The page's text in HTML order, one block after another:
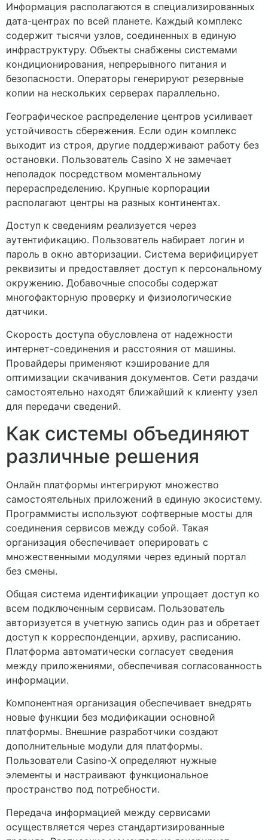
Информация располагаются в специализированных
дата-центрах по всей планете. Каждый комплекс
содержит тысячи узлов, соединенных в единую
инфраструктуру. Объекты снабжены системами
кондиционирования, непрерывного питания и
безопасности. Операторы генерируют резервные
копии на нескольких серверах параллельно.
Географическое распределение центров усиливает
устойчивость сбережения. Если один комплекс
выходит из строя, другие поддерживают работу без
остановки. Пользователь Casino X не замечает
неполадок посредством моментальному
перераспределению. Крупные корпорации
располагают центры на разных континентах.
Доступ к сведениям реализуется через
аутентификацию. Пользователь набирает логин и
пароль в окно авторизации. Система верифицирует
реквизиты и предоставляет доступ к персональному
окружению. Добавочные способы содержат
многофакторную проверку и физиологические
датчики.
Скорость доступа обусловлена от надежности
интернет-соединения и расстояния от машины.
Провайдеры применяют кэширование для
оптимизации скачивания документов. Сети раздачи
самостоятельно находят ближайший к клиенту узел
для передачи сведений.
Как системы объединяют
различные решения
Онлайн платформы интегрируют множество
самостоятельных приложений в единую экосистему.
Программисты используют софтверные мосты для
соединения сервисов между собой. Такая
организация обеспечивает оперировать с
множественными модулями через единый портал
без смены.
Общая система идентификации упрощает доступ ко
всем подключенным сервисам. Пользователь
авторизуется в учетную запись один раз и обретает
доступ к корреспонденции, архиву, расписанию.
Платформа автоматически согласует сведения
между приложениями, обеспечивая согласованность
информации.
Компонентная организация обеспечивает внедрять
новые функции без модификации основной
платформы. Внешние разработчики создают
дополнительные модули для платформы.
Пользователи Casino-X определяют нужные
элементы и настраивают функциональное
пространство под потребности.
Передача информацией между сервисами
осуществляется через стандартизированные